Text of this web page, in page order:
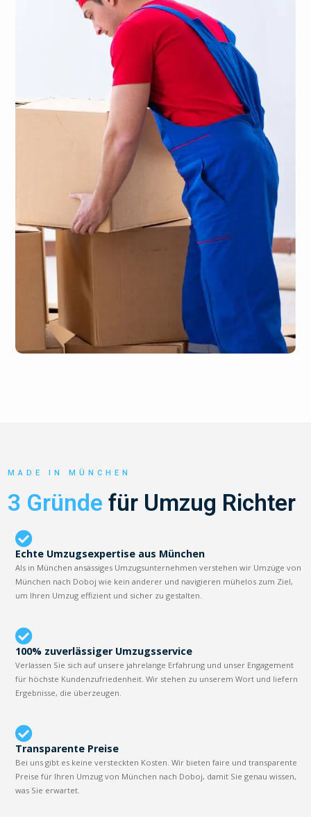
MADE IN MÜNCHEN
3 Gründe für Umzug Richter
Echte Umzugsexpertise aus München
Als in München ansässiges Umzugsunternehmen verstehen wir Umzüge von
München nach Doboj wie kein anderer und navigieren mühelos zum Ziel,
um Ihren Umzug effizient und sicher zu gestalten.
100% zuverlässiger Umzugsservice
Verlassen Sie sich auf unsere jahrelange Erfahrung und unser Engagement
für höchste Kundenzufriedenheit. Wir stehen zu unserem Wort und liefern
Ergebnisse, die überzeugen.
Transparente Preise
Bei uns gibt es keine versteckten Kosten. Wir bieten faire und transparente
Preise für Ihren Umzug von München nach Doboj, damit Sie genau wissen,
was Sie erwartet.